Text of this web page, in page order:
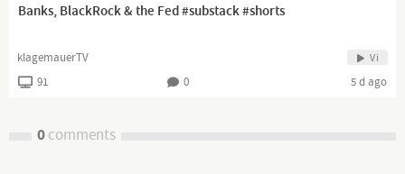
Banks, BlackRock & the Fed #substack #shorts
klagemauerTV Vi
91 0 5 d ago
0comments